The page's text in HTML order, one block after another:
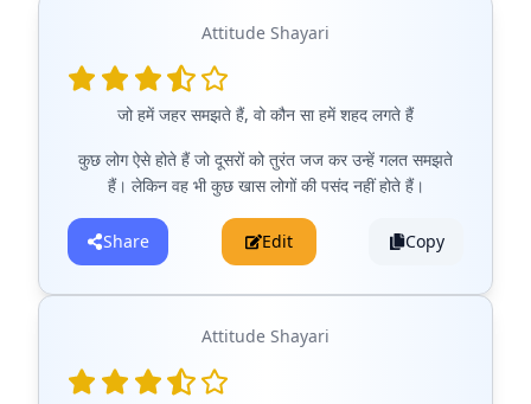
Attitude Shayari
जो हमें जहर समझते हैं, वो कौन सा हमें शहद लगते हैं
कुछ लोग ऐसे होते हैं जो दूसरों को तुरंत जज कर उन्हें गलत समझते
हैं। लेकिन वह भी कुछ खास लोगों की पसंद नहीं होते हैं।
Share Edit Copy
Attitude Shayari